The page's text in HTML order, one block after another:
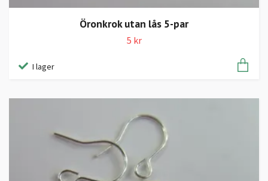
Öronkrok utan lås 5-par
5 kr
I lager